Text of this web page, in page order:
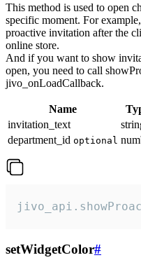
This method is used to open
specific moment. For
proactive invitation after the
online store.
And if you want to show
open, you need to call
jivo_onLoadCallback.
Name
invitation_text
department_id optional
setWidgetColor#